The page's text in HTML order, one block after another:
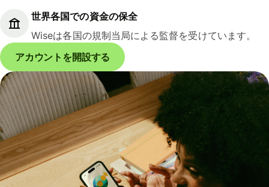
世界各国での資金の保全
Wiseは各国の規制当局による監督を受けています。
アカウントを開設する